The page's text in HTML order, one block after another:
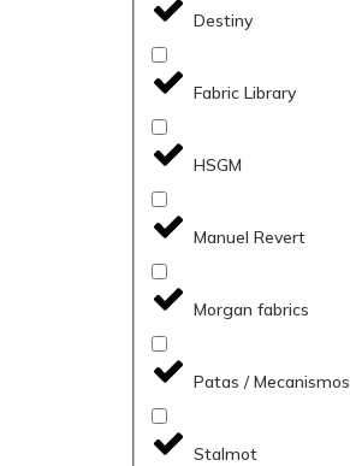
Destiny
Fabric Library
HSGM
Manuel Revert
Morgan fabrics
Patas / Mecanismos
Stalmot